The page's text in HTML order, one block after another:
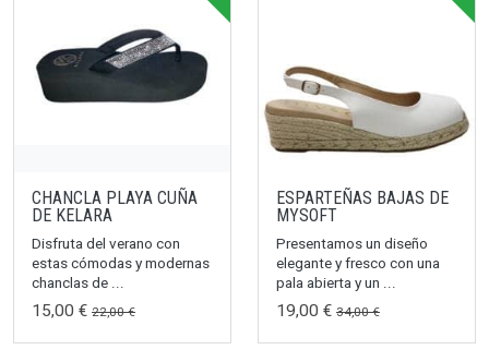
CHANCLA PLAYA CUÑA
DE KELARA
Disfruta del verano con
estas cómodas y modernas
chanclas de ...
15,00 € 22,00 €
ESPARTEÑAS BAJAS DE
MYSOFT
Presentamos un diseño
elegante y fresco con una
pala abierta y un ...
19,00 € 34,00 €